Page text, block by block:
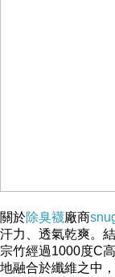
關於除臭襪廠商
汗力、透氣乾爽。
宗竹經過1000度C
地融合於纖維之中